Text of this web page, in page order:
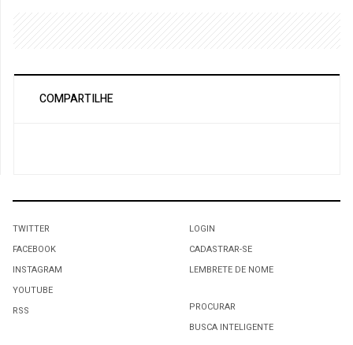
COMPARTILHE
TWITTER
FACEBOOK
INSTAGRAM
YOUTUBE
RSS
LOGIN
CADASTRAR-SE
LEMBRETE DE NOME
PROCURAR
BUSCA INTELIGENTE